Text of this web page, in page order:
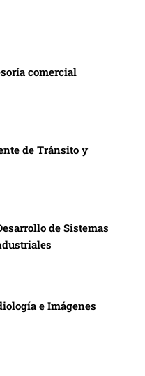
comercial
de Tránsito y
de Sistemas
e Imágenes